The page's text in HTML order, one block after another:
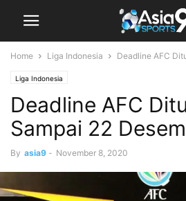
Home Liga Indonesia Deadline AFC
Liga Indonesia
Deadline AFC
Sampai 22
By asia9 - November 8, 2020